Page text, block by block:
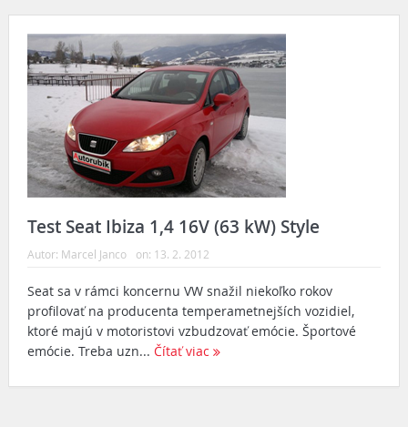
Test Seat Ibiza 1,4 16V (63 kW) Style
Autor: Marcel Janco on: 13. 2. 2012
Seat sa v rámci koncernu VW snažil niekoľko rokov
profilovať na producenta temperametnejších vozidiel,
ktoré majú v motoristovi vzbudzovať emócie. Športové
emócie. Treba uzn... Čítať viac